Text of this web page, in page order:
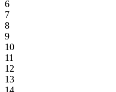
6
7
8
9
10
11
12
13
14